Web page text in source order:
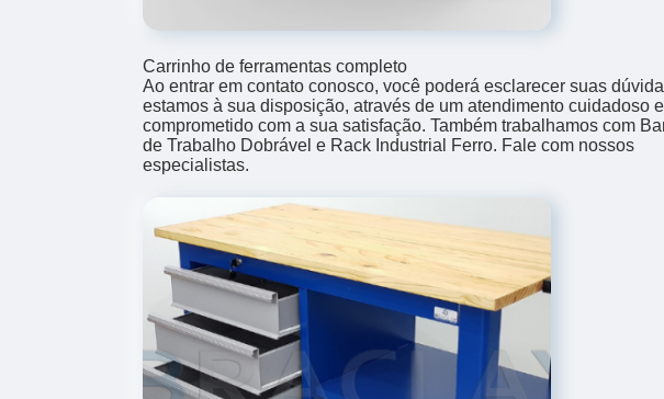
Carrinho de ferramentas completo
Ao entrar em contato conosco, você poderá esclarecer suas
estamos à sua disposição, através de um atendimento cuidadoso e
comprometido com a sua satisfação. Também trabalhamos com
de Trabalho Dobrável e Rack Industrial Ferro. Fale com nossos
especialistas.